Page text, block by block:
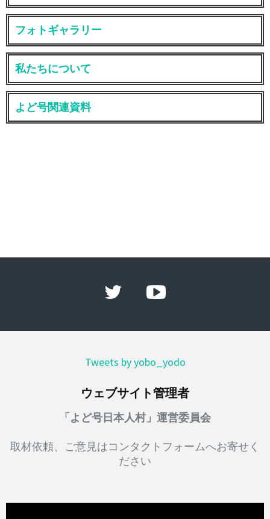
フォトギャラリー
私たちについて
よど号関連資料
Tweets by yobo_yodo
ウェブサイト管理者
「よど号日本人村」運営委員会
取材依頼、ご意見はコンタクトフォームへお寄せく
ださい